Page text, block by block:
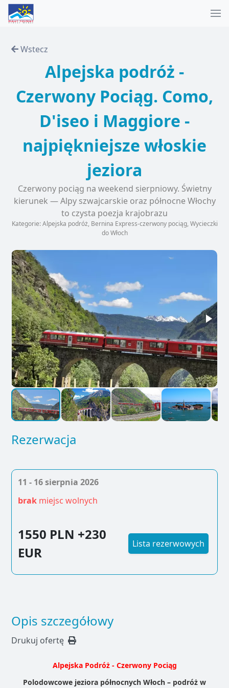
Wstecz
Alpejska podróż -
Czerwony Pociąg. Como,
D'iseo i Maggiore -
najpiękniejsze włoskie
jeziora
Czerwony pociąg na weekend sierpniowy. Świetny
kierunek — Alpy szwajcarskie oraz północne Włochy
to czysta poezja krajobrazu
Kategorie: Alpejska podróż, Bernina Express-czerwony pociąg, Wycieczki
do Włoch
Rezerwacja
11 - 16 sierpnia 2026
brak miejsc wolnych
1550 PLN +230
EUR
Lista rezerwowych
Opis szczegółowy
Drukuj ofertę
Alpejska Podróż - Czerwony Pociąg
Polodowcowe jeziora północnych Włoch – podróż w